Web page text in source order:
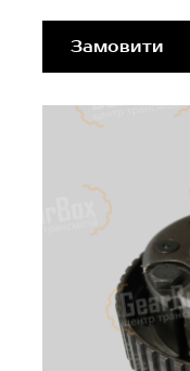
Замовити